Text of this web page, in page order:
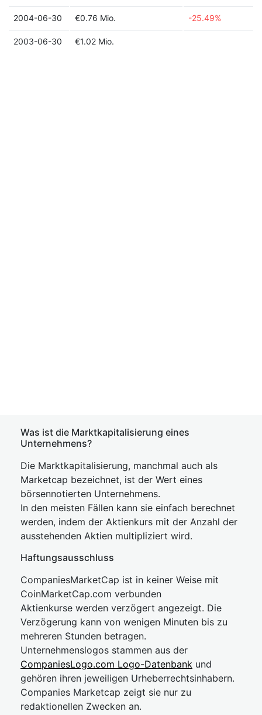
2004-06-30 €0.76 Mio. -25.49%
2003-06-30 €1.02 Mio.
Was ist die Marktkapitalisierung eines
Unternehmens?
Die Marktkapitalisierung, manchmal auch als
Marketcap bezeichnet, ist der Wert eines
börsennotierten Unternehmens.
In den meisten Fällen kann sie einfach berechnet
werden, indem der Aktienkurs mit der Anzahl der
ausstehenden Aktien multipliziert wird.
Haftungsausschluss
CompaniesMarketCap ist in keiner Weise mit
CoinMarketCap.com verbunden
Aktienkurse werden verzögert angezeigt. Die
Verzögerung kann von wenigen Minuten bis zu
mehreren Stunden betragen.
Unternehmenslogos stammen aus der
CompaniesLogo.com Logo-Datenbank und
gehören ihren jeweiligen Urheberrechtsinhabern.
Companies Marketcap zeigt sie nur zu
redaktionellen Zwecken an.